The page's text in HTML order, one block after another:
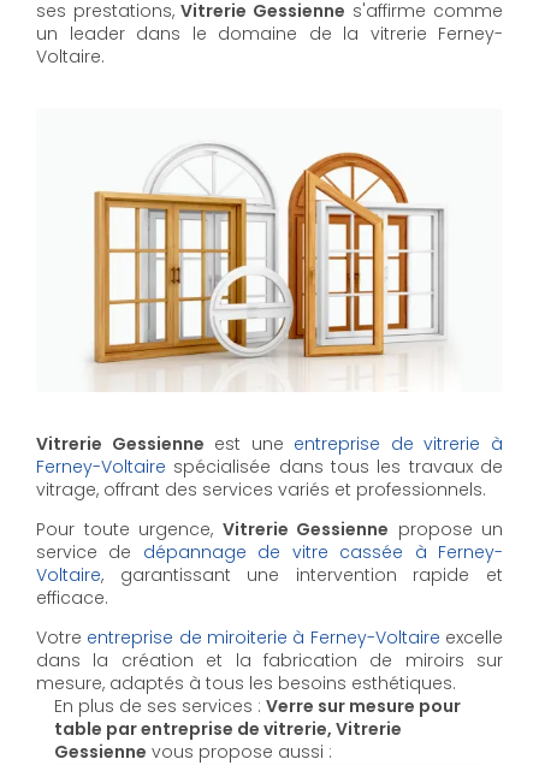
ses prestations, Vitrerie Gessienne s'affirme comme
un leader dans le domaine de la vitrerie Ferney-
Voltaire.
Vitrerie Gessienne est une entreprise de vitrerie à
Ferney-Voltaire spécialisée dans tous les travaux de
vitrage, offrant des services variés et professionnels.
Pour toute urgence, Vitrerie Gessienne propose un
service de dépannage de vitre cassée à Ferney-
Voltaire, garantissant une intervention rapide et
efficace.
Votre entreprise de miroiterie à Ferney-Voltaire excelle
dans la création et la fabrication de miroirs sur
mesure, adaptés à tous les besoins esthétiques.
En plus de ses services : Verre sur mesure pour
table par entreprise de vitrerie, Vitrerie
Gessienne vous propose aussi :